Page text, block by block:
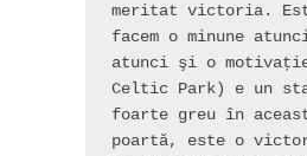
meritat victoria.
facem o minune
atunci şi o
Celtic Park) e un
foarte greu în
poartă, este o